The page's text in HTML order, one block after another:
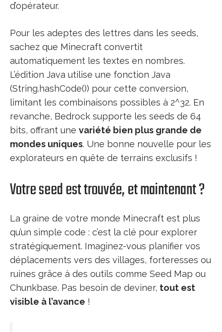
d’opérateur.
Pour les adeptes des lettres dans les seeds,
sachez que Minecraft convertit
automatiquement les textes en nombres.
L’édition Java utilise une fonction Java
(String.hashCode()) pour cette conversion,
limitant les combinaisons possibles à 2^32. En
revanche, Bedrock supporte les seeds de 64
bits, offrant une variété bien plus grande de
mondes uniques. Une bonne nouvelle pour les
explorateurs en quête de terrains exclusifs !
Votre seed est trouvée, et maintenant ?
La graine de votre monde Minecraft est plus
qu’un simple code : c’est la clé pour explorer
stratégiquement. Imaginez-vous planifier vos
déplacements vers des villages, forteresses ou
ruines grâce à des outils comme Seed Map ou
Chunkbase. Pas besoin de deviner, tout est
visible à l’avance !